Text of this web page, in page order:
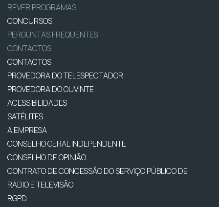
REVER PROGRAMAS
CONCURSOS
PERGUNTAS FREQUENTES
CONTACTOS
CONTACTOS
PROVEDORA DO TELESPECTADOR
PROVEDORA DO OUVINTE
ACESSIBILIDADES
SATÉLITES
A EMPRESA
CONSELHO GERAL INDEPENDENTE
CONSELHO DE OPINIÃO
CONTRATO DE CONCESSÃO DO SERVIÇO PÚBLICO DE
RÁDIO E TELEVISÃO
RGPD